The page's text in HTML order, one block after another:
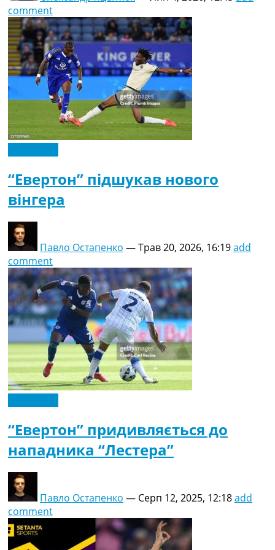
comment
“Евертон” підшукав нового
вінгера
Павло Остапенко —Трав 20, 2026, 16:19add
comment
“Евертон” придивляється до
нападника “Лестера”
Павло Остапенко — Серп 12, 2025, 12:18add
comment